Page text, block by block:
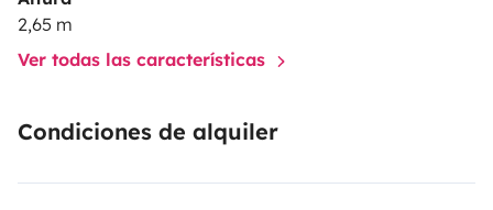
2,65 m
Ver todas las características
Condiciones de alquiler